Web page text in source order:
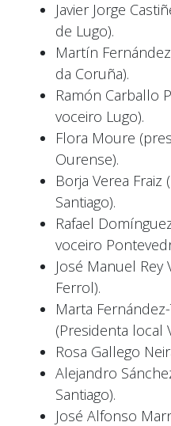
Javier Jorge
de Lugo).
Martín
da Coruña).
Ramón Carballo
voceiro Lugo).
Flora Moure
Ourense).
Borja Verea
Santiago).
Rafael
voceiro
José Manuel
Ferrol).
Marta
(Presidenta local
Rosa Gallego
Alejandro
Santiago).
José Alfonso